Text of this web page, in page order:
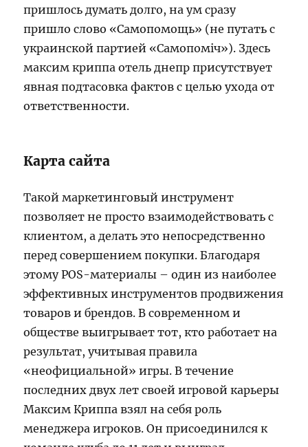
пришлось думать долго, на ум сразу
пришло слово «Самопомощь» (не путать с
украинской партией «Самопоміч»). Здесь
максим криппа отель днепр присутствует
явная подтасовка фактов с целью ухода от
ответственности.
Карта сайта
Такой маркетинговый инструмент
позволяет не просто взаимодействовать с
клиентом, а делать это непосредственно
перед совершением покупки. Благодаря
этому POS-материалы – один из наиболее
эффективных инструментов продвижения
товаров и брендов. В современном и
обществе выигрывает тот, кто работает на
результат, учитывая правила
«неофициальной» игры. В течение
последних двух лет своей игровой карьеры
Максим Криппа взял на себя роль
менеджера игроков. Он присоединился к